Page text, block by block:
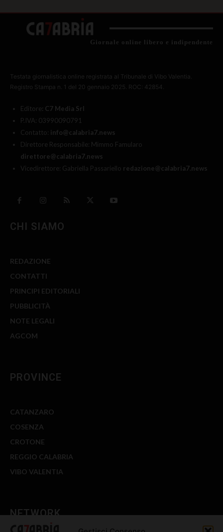
Giornale online libero e indipendente
Testata giornalistica online registrata al Tribunale di Vibo Valentia.
Registro Stampa n. 1 del 20 gennaio 2025. ROC: 42854.
Editore: C7 Media Srl
P.IVA: 03990090791
Contatto: info@calabria7.news
Direttore Responsabile: Mimmo Famularo
direttore@calabria7.news
Vicedirettore: Gabriella Passariello redazione@calabria7.news
CHI SIAMO
REDAZIONE
CONTATTI
PRINCIPI EDITORIALI
PUBBLICITÀ
NOTE LEGALI
AGCOM
PROVINCE
CATANZARO
COSENZA
CROTONE
REGGIO CALABRIA
VIBO VALENTIA
NETWORK